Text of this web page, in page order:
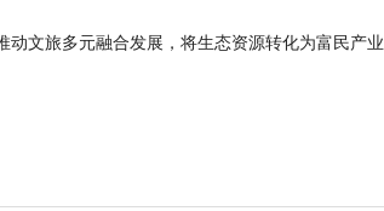
动文旅多元融合发展，将生态资源转化为富民产